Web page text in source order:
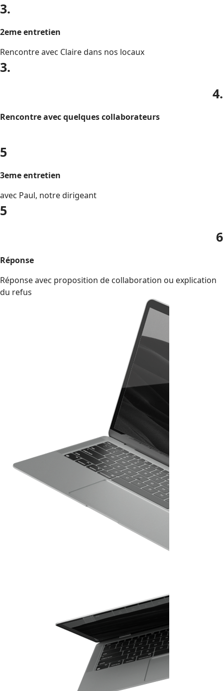
3.
2eme entretien
Rencontre avec Claire dans nos locaux
3.
4.
Rencontre avec quelques collaborateurs
5
3eme entretien
avec Paul, notre dirigeant
5
6
Réponse
Réponse avec proposition de collaboration ou explication
du refus